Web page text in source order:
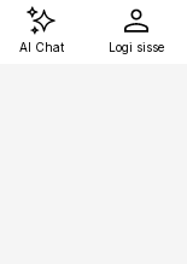
AI Chat Logi sisse